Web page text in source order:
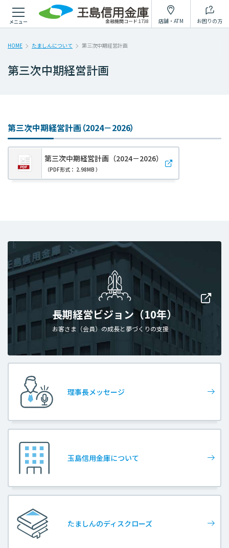
金融機関コード:1738 店舗・ATM お困りの方
メニュー
HOME たましんについて 第三次中期経営計画
第三次中期経営計画
第三次中期経営計画（2024－2026）
第三次中期経営計画（2024－2026）
（PDF形式： 2.98MB ）
長期経営ビジョン（10年）
お客さま（会員）の成長と夢づくりの支援
理事長メッセージ
玉島信用金庫について
たましんのディスクローズ